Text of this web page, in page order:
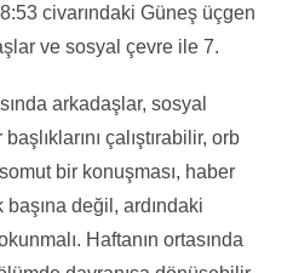
civarındaki Güneş üçgen
ve sosyal çevre ile 7.
arkadaşlar, sosyal
çalıştırabilir, orb
bir konuşması, haber
başına değil, ardındaki
Haftanın ortasında